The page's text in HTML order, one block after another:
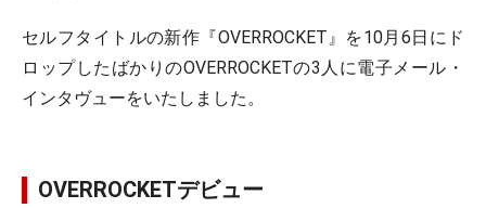
セルフタイトルの新作『OVERROCKET』を10月6日にド
ロップしたばかりのOVERROCKETの3人に電子メール・
インタヴューをいたしました。
OVERROCKETデビュー